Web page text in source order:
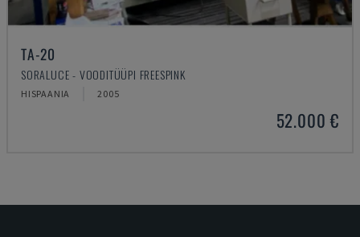
TA-20
SORALUCE - VOODITÜÜPI FREESPINK
HISPAANIA 2005
52.000 €